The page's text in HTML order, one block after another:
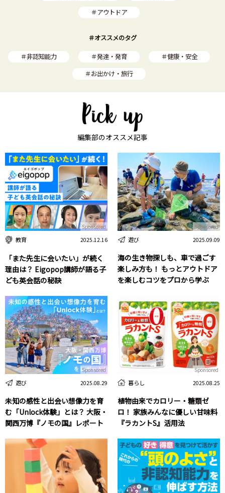
＃アウトドア
＃オススメのタグ
＃非認知能力 ＃発達・発育
＃健康・安全
＃お出かけ・旅行
編集部のオススメ記事
教育 2025.12.16
「また先生に会いたい」が続く
理由は？ Eigopop講師が語る子
ども英会話の秘訣
Sponsored
遊び 2025.09.09
海の生き物探しも、車で過ごす
楽しみ方も！ もっとアウトドア
を楽しむコツをプロから学ぶ
Sponsored
遊び 2025.08.29
未知の感性と出会い想像力を育
む「Unlock体験」とは？ 大阪・
関西万博『ノモの国』レポート
Sponsored
暮らし 2025.08.25
植物由来でカロリー・糖類ゼ
ロ！ 家族みんなに優しい甘味料
『ラカントS』活用法
Sponsored